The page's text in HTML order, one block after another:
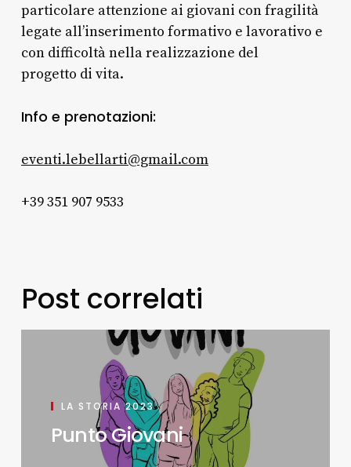
particolare attenzione ai giovani con fragilità
legate all’inserimento formativo e lavorativo e
con difficoltà nella realizzazione del
progetto di vita.
Info e prenotazioni:
eventi.lebellarti@gmail.com
+39 351 907 9533
Post correlati
LA STORIA 2023
Punto Giovani